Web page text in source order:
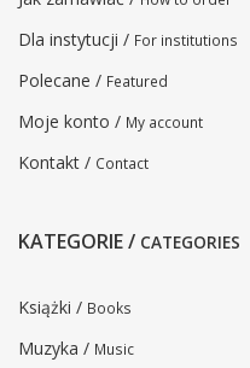
Dla instytucji / For institutions
Polecane / Featured
Moje konto / My account
Kontakt / Contact
KATEGORIE / CATEGORIES
Książki / Books
Muzyka / Music